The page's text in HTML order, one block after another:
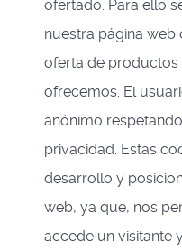
ofertado. Para ello
nuestra página web
oferta de productos
ofrecemos. El
anónimo
privacidad. Estas
desarrollo y
web, ya que, nos
accede un visitante